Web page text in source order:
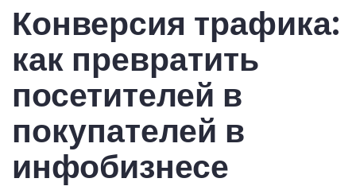
Конверсия трафика:
как превратить
посетителей в
покупателей в
инфобизнесе